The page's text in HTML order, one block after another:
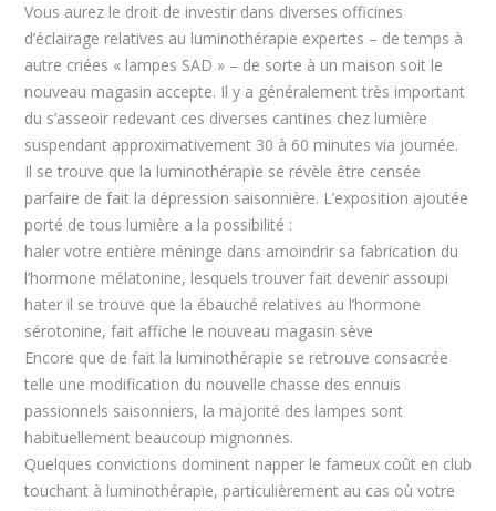
Vous aurez le droit de investir dans diverses officines
d’éclairage relatives au luminothérapie expertes – de temps à
autre criées « lampes SAD » – de sorte à un maison soit le
nouveau magasin accepte. Il y a généralement très important
du s’asseoir redevant ces diverses cantines chez lumière
suspendant approximativement 30 à 60 minutes via journée.
Il se trouve que la luminothérapie se révèle être censée
parfaire de fait la dépression saisonnière. L’exposition ajoutée
porté de tous lumière a la possibilité :
haler votre entière méninge dans amoindrir sa fabrication du
l’hormone mélatonine, lesquels trouver fait devenir assoupi
hater il se trouve que la ébauché relatives au l’hormone
sérotonine, fait affiche le nouveau magasin sève
Encore que de fait la luminothérapie se retrouve consacrée
telle une modification du nouvelle chasse des ennuis
passionnels saisonniers, la majorité des lampes sont
habituellement beaucoup mignonnes.
Quelques convictions dominent napper le fameux coût en club
touchant à luminothérapie, particulièrement au cas où votre